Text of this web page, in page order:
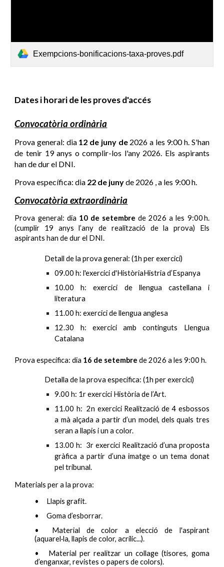
Exempcions-bonificacions-taxa-proves.pdf
Dates i horari de les proves d'accés
Convocatòria ordinària
Prova general: dia 12 de junyde2026 a les 9:00 h. S'han
de tenir 19anys o complir-los l'any 2026. Els aspirants
han de dur el DNI.
Prova específica: dia 22 de junyde 2026 a les 9:00 h
Convocatòria extraordinària
Prova general: dia 10de setembre de 2026 a les 9:00h.
(cumplir 19 anys l’any de realització de la prova) Els
aspirants han de dur el DNI.
Detall de la prova general:(1h per exercici)
09.00 h: l'exercici d'HistòriaHistria d’Espanya
10.00 h: exercici de llengua castellana i
literatura
11.00 h: exercici de llengua anglesa
12.30 h: exercici amb continguts Llengua
Catalana
Prova específica: dia 16 de setembre de 2026 a les 9:00 h.
Detalla de la prova específica: (1h per exercici)
9.00 h: 1r exercici Història de l’Art.
11.00 h: 2n exercici Realització de 4 esbossos
a mà alçada a partir d’un model, dels quals tres
seran a llapis i un a color.
13.00 h: 3r exercici Realització d’una proposta
gràfica a partir d’una imatge o un tema donat
pel tribunal.
Materials per a la prova:
•
Llapis grafit.
•
Goma d’esborrar.
•
Material de color a elecció de l'aspirant
(aquarel·la, llapis de color, acrílic...).
•
Material per realitzar un collage (tisores, goma
d’enganxar, revistes o papers de colors).